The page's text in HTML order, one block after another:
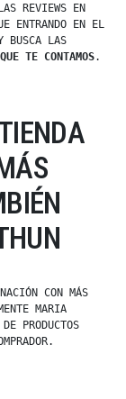
REVIEWS EN
ENTRANDO EN EL
BUSCA LAS
TE CONTAMOS.
CON MÁS
MARIA
PRODUCTOS